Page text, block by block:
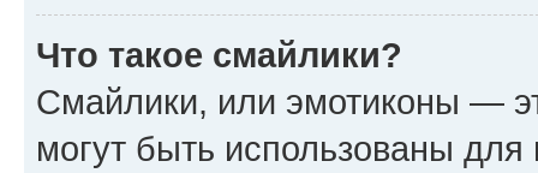
Что такое смайлики?
Смайлики, или эмотиконы —
могут быть использованы